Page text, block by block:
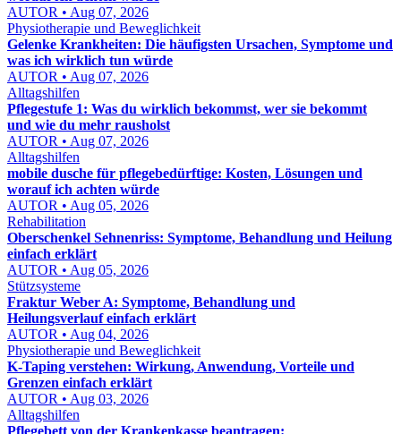
AUTOR • Aug 07, 2026
Physiotherapie und Beweglichkeit
Gelenke Krankheiten: Die häufigsten Ursachen, Symptome und
was ich wirklich tun würde
AUTOR • Aug 07, 2026
Alltagshilfen
Pflegestufe 1: Was du wirklich bekommst, wer sie bekommt
und wie du mehr rausholst
AUTOR • Aug 07, 2026
Alltagshilfen
mobile dusche für pflegebedürftige: Kosten, Lösungen und
worauf ich achten würde
AUTOR • Aug 05, 2026
Rehabilitation
Oberschenkel Sehnenriss: Symptome, Behandlung und Heilung
einfach erklärt
AUTOR • Aug 05, 2026
Stützsysteme
Fraktur Weber A: Symptome, Behandlung und
Heilungsverlauf einfach erklärt
AUTOR • Aug 04, 2026
Physiotherapie und Beweglichkeit
K-Taping verstehen: Wirkung, Anwendung, Vorteile und
Grenzen einfach erklärt
AUTOR • Aug 03, 2026
Alltagshilfen
Pflegebett von der Krankenkasse beantragen: